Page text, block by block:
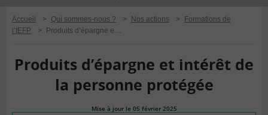
Accueil > Qui sommes-nous ? > Nos actions >
Formations de
l’IEFP
> Produits d’épargne et intérêt de la personne protégée
Produits d’épargne et intérêt de
la personne protégée
Mise à jour le 05 février 2025